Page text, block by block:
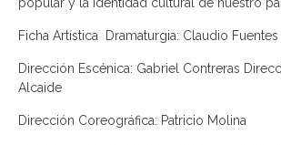
Ficha Artística Dramaturgia: Claudio Fuentes
Dirección Escénica: Gabriel Contreras
Alcaide
Dirección Coreográfica: Patricio Molina